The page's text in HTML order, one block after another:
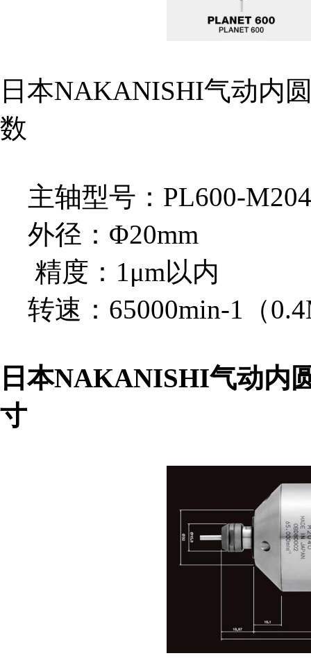
日本NAKANISHI气动内
数
主轴型号：PL600-
外径：Φ20mm
精度：1μm以内
转速：65000min-1（
日本NAKANISHI气动内
寸